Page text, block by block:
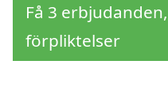
Få 3
förpliktelser